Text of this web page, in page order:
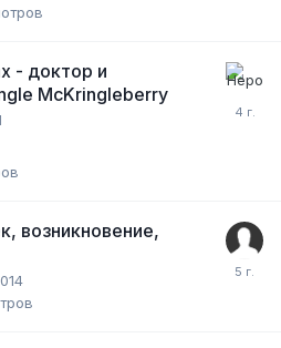
- доктор и
McKringleberry
возникновение,